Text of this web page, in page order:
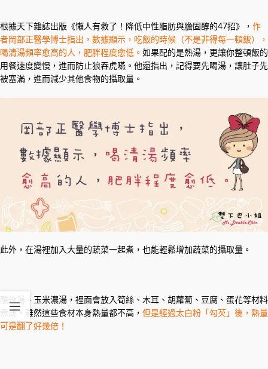
根據天下雜誌出版《懶人有救了！降低中性脂肪與膽固醇的47招》， 作
者岡部正醫學博士指出，數據顯示，吃飯的時候（不是非得每一頓飯），
喝清湯頻率愈高的人，肥胖程度愈低。 如果配的是熱湯，更讓你整頓飯的
用餐速度變慢，進而防止狼吞虎嚥。他還指出，記得要先喝湯，讓肚子先
被塞滿，進而減少其他食物的攝取量。
此外，在湯裡加入大量的蔬菜一起煮，也能輕鬆增加蔬菜的攝取量。
酸辣湯、玉米濃湯，裡面會放入筍絲、木耳、胡蘿蔔、豆腐、蛋花等材料
煮成，雖然這些食材本身熱量都不高， 但是經過太白粉「勾芡」後，熱量
可是翻了好幾倍！